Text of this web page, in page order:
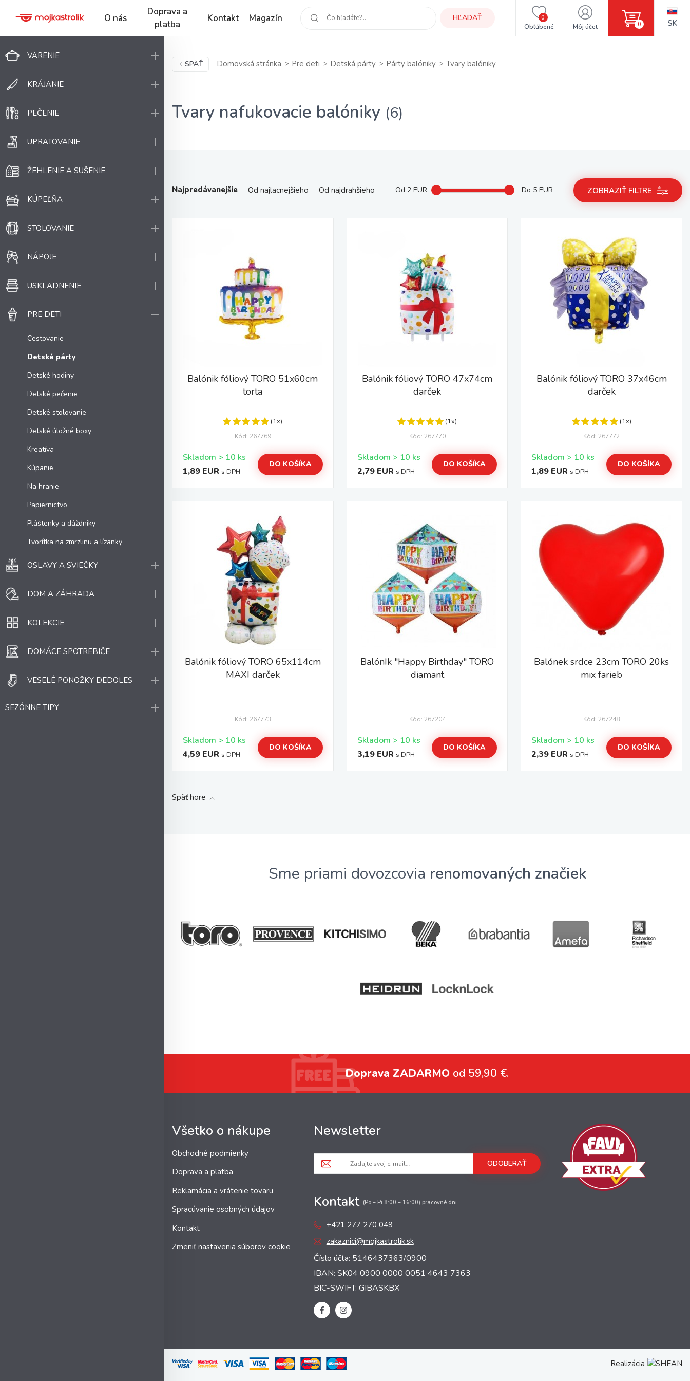
O nás
Doprava a
platba
Kontakt Magazín HĽADAŤ
Obľúbené
0
Môj účet 0 SK
VARENIE
KRÁJANIE
PEČENIE
UPRATOVANIE
ŽEHLENIE A SUŠENIE
KÚPEĽŇA
STOLOVANIE
NÁPOJE
USKLADNENIE
PRE DETI
Cestovanie
Detská párty
Detské hodiny
Detské pečenie
Detské stolovanie
Detské úložné boxy
Kreatíva
Kúpanie
Na hranie
Papiernictvo
Pláštenky a dáždniky
Tvorítka na zmrzlinu a lízanky
OSLAVY A SVIEČKY
DOM A ZÁHRADA
KOLEKCIE
DOMÁCE SPOTREBIČE
VESELÉ PONOŽKY DEDOLES
SEZÓNNE TIPY
SPÄŤ Domovská stránka Pre deti Detská párty Párty balóniky Tvary balóniky
Tvary nafukovacie balóniky (6)
Najpredávanejšie Od najlacnejšieho Od najdrahšieho Od 2 EUR Do 5 EUR ZOBRAZIŤ FILTRE
Balónik fóliový TORO 51x60cm
torta
(1x)
Kód: 267769
Skladom > 10 ks
1,89 EUR s DPH
DO KOŠÍKA
Balónik fóliový TORO 47x74cm
darček
(1x)
Kód: 267770
Skladom > 10 ks
2,79 EUR s DPH
DO KOŠÍKA
Balónik fóliový TORO 37x46cm
darček
(1x)
Kód: 267772
Skladom > 10 ks
1,89 EUR s DPH
DO KOŠÍKA
Balónik fóliový TORO 65x114cm
MAXI darček
Kód: 267773
Skladom > 10 ks
4,59 EUR s DPH
DO KOŠÍKA
BalónIk "Happy Birthday" TORO
diamant
Kód: 267204
Skladom > 10 ks
3,19 EUR s DPH
DO KOŠÍKA
Balónek srdce 23cm TORO 20ks
mix farieb
Kód: 267248
Skladom > 10 ks
2,39 EUR s DPH
DO KOŠÍKA
Späť hore
Sme priami dovozcovia renomovaných značiek
Doprava ZADARMO od 59,90 €.
Všetko o nákupe
Obchodné podmienky
Doprava a platba
Reklamácia a vrátenie tovaru
Spracúvanie osobných údajov
Kontakt
Zmeniť nastavenia súborov cookie
Newsletter
ODOBERAŤ
Kontakt (Po – Pi 8:00 – 16:00) pracovné dni
+421 277 270 049
zakaznici@mojkastrolik.sk
Číslo účta: 5146437363/0900
IBAN: SK04 0900 0000 0051 4643 7363
BIC-SWIFT: GIBASKBX
Realizácia